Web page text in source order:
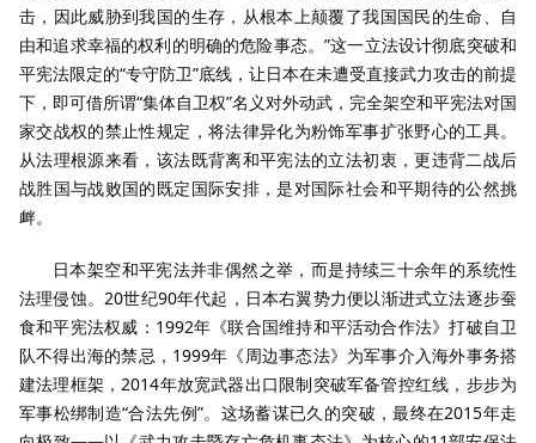
击，因此威胁到我国的生存，从根本上颠覆了我国国民的生命、自
由和追求幸福的权利的明确的危险事态。”这一立法设计彻底突破和
平宪法限定的“专守防卫”底线，让日本在未遭受直接武力攻击的前提
下，即可借所谓“集体自卫权”名义对外动武，完全架空和平宪法对国
家交战权的禁止性规定，将法律异化为粉饰军事扩张野心的工具。
从法理根源来看，该法既背离和平宪法的立法初衷，更违背二战后
战胜国与战败国的既定国际安排，是对国际社会和平期待的公然挑
衅。
日本架空和平宪法并非偶然之举，而是持续三十余年的系统性
法理侵蚀。20世纪90年代起，日本右翼势力便以渐进式立法逐步蚕
食和平宪法权威：1992年《联合国维持和平活动合作法》打破自卫
队不得出海的禁忌，1999年《周边事态法》为军事介入海外事务搭
建法理框架，2014年放宽武器出口限制突破军备管控红线，步步为
军事松绑制造“合法先例”。这场蓄谋已久的突破，最终在2015年走